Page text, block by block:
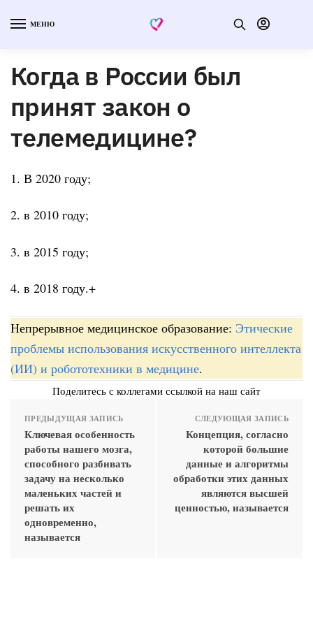
МЕНЮ
Когда в России был
принят закон о
телемедицине?
1. В 2020 году;
2. в 2010 году;
3. в 2015 году;
4. в 2018 году.+
Непрерывное медицинское образование: Этические
проблемы использования искусственного интеллекта
(ИИ) и робототехники в медицине.
Поделитесь с коллегами ссылкой на наш сайт
ПРЕДЫДУЩАЯ ЗАПИСЬ
Ключевая особенность
работы нашего мозга,
способного разбивать
задачу на несколько
маленьких частей и
решать их
одновременно,
называется
СЛЕДУЮЩАЯ ЗАПИСЬ
Концепция, согласно
которой большие
данные и алгоритмы
обработки этих данных
являются высшей
ценностью, называется